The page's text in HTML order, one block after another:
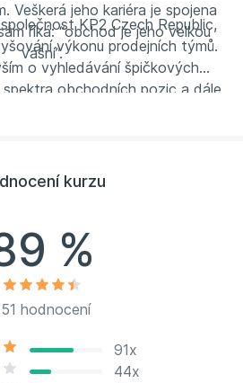
Veškerá jeho kariéra je spojena
říká: “obchod je jeho velkou
vášní”.
KP2 Czech Republic,
výkonu prodejních týmů.
o vyhledávání špičkových
obchodních pozic a dále
činnost. Jeho zákazníky jsou
kurzu
%
hodnocení
91x
44x